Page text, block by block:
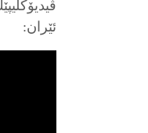
ئێران: